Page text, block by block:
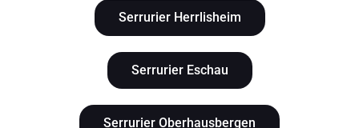
Serrurier Herrlisheim
Serrurier Eschau
Serrurier Oberhausbergen